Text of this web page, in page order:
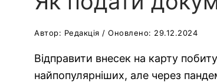
Автор: Редакція / Оновлено: 29.12.2024
Відправити внесек на карту
найпопулярніших, але через